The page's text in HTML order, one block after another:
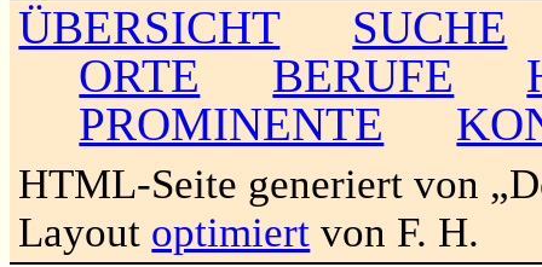
ÜBERSICHT
SUCHE
ORTE
BERUFE
PROMINENTE
HTML-Seite generiert von
Layout optimiert von F. H.